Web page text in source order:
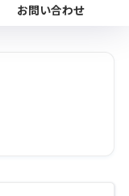
お問い合わせ